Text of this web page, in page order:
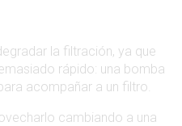
la filtración, ya que
rápido: una bomba
acompañar a un filtro.
cambiando a una